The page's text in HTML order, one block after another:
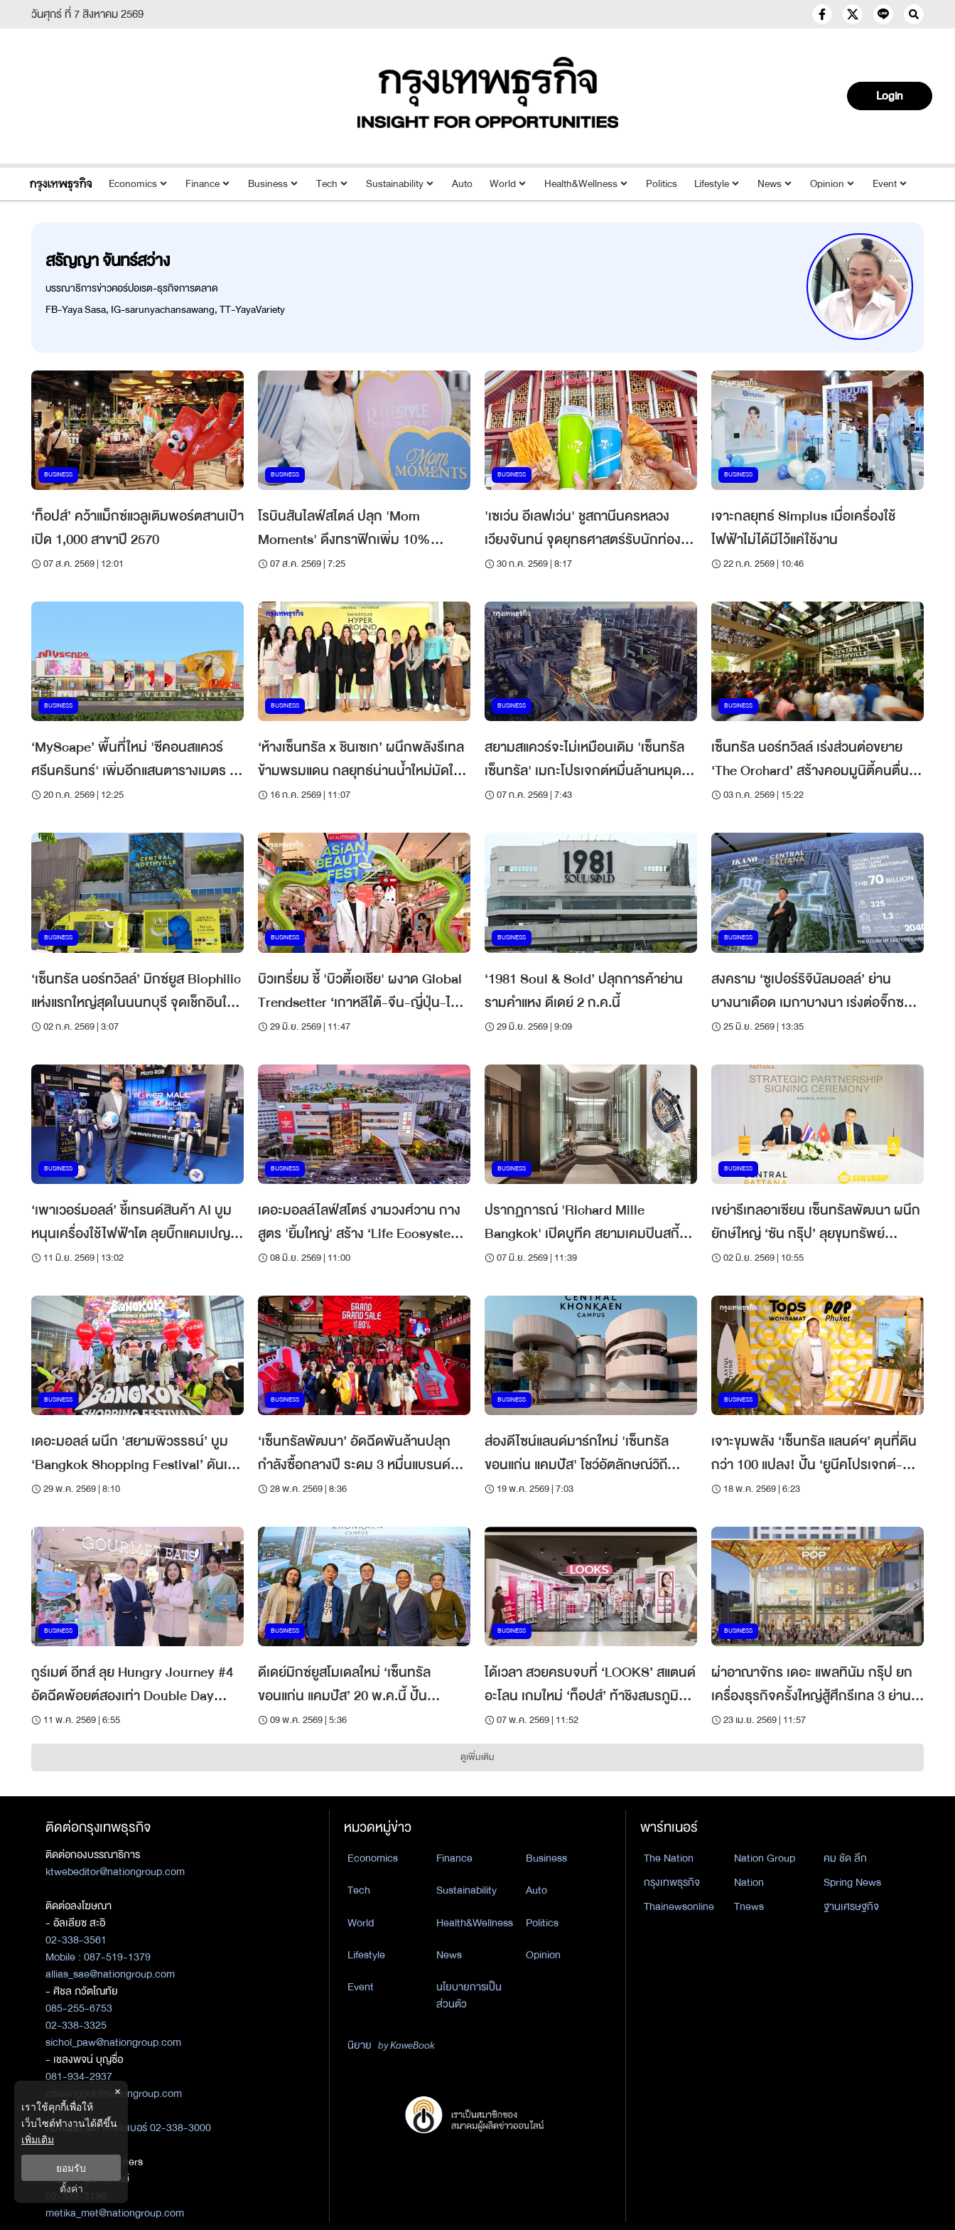
วันศุกร์ ที่ 7 สิงหาคม 2569
Login
Economics Finance Business Tech Sustainability Auto World Health&Wellness Politics Lifestyle News Opinion Event
สรัญญา จันทร์สว่าง
บรรณาธิการข่าวคอร์ปอเรต-ธุรกิจการตลาด
FB-Yaya Sasa, IG-sarunyachansawang, TT-YayaVariety
BUSINESS
‘ท็อปส์’ คว้าแม็กซ์แวลูเติมพอร์ตสานเป้า
เปิด 1,000 สาขาปี 2570
07 ส.ค. 2569 | 12:01
BUSINESS
โรบินสันไลฟ์สไตล์ ปลุก 'Mom
Moments' ดึงทราฟิกเพิ่ม 10%
กระตุ้นซื้อวันแม่
07 ส.ค. 2569 | 7:25
BUSINESS
'เซเว่น อีเลฟเว่น' ชูสถานีนครหลวง
เวียงจันทน์ จุดยุทธศาสตร์รับนักท่อง
เที่ยว
30 ก.ค. 2569 | 8:17
BUSINESS
เจาะกลยุทธ์ Simplus เมื่อเครื่องใช้
ไฟฟ้าไม่ได้มีไว้แค่ใช้งาน
22 ก.ค. 2569 | 10:46
BUSINESS
‘MyScape’ พื้นที่ใหม่ 'ซีคอนสแควร์
ศรีนครินทร์' เพิ่มอีกแสนตารางเมตร ดี
เดย์ตามแผน ธ.ค.2569
20 ก.ค. 2569 | 12:25
BUSINESS
‘ห้างเซ็นทรัล x ชินเซเก’ ผนึกพลังรีเทล
ข้ามพรมแดน กลยุทธ์น่านน้ำใหม่มัดใจ
ลูกค้าระยะยาว
16 ก.ค. 2569 | 11:07
BUSINESS
สยามสแควร์จะไม่เหมือนเดิม 'เซ็นทรัล
เซ็นทรัล' เมกะโปรเจกต์หมื่นล้านหมุด
หมายใหม่ Youth Culture ของโลก
07 ก.ค. 2569 | 7:43
BUSINESS
เซ็นทรัล นอร์ทวิลล์ เร่งส่วนต่อขยาย
‘The Orchard’ สร้างคอมมูนิตี้คนตื่น
เช้า 8 หมื่นตร.ม. เปิดไตรมาสแรกปี
03 ก.ค. 2569 | 15:22
BUSINESS
‘เซ็นทรัล นอร์ทวิลล์’ มิกซ์ยูส Biophilic
แห่งแรกใหญ่สุดในนนทบุรี จุดเช็กอินใหม่
ชาวนนทบุเรี่ยน
02 ก.ค. 2569 | 3:07
BUSINESS
บิวเทรี่ยม ชี้ 'บิวตี้เอเชีย' ผงาด Global
Trendsetter ‘เกาหลีใต้-จีน-ญี่ปุ่น-ไทย’
Asia Rising
29 มิ.ย. 2569 | 11:47
BUSINESS
‘1981 Soul & Sold’ ปลุกการค้าย่าน
รามคำแหง ดีเดย์ 2 ก.ค.นี้
29 มิ.ย. 2569 | 9:09
BUSINESS
สงคราม ‘ซูเปอร์ริจินัลมอลล์’ ย่าน
บางนาเดือด เมกาบางนา เร่งต่อจิ๊กซอว์
‘เมกาซิตี้’ เมืองมิกซ์ยูส 7 หมื่นล้าน
25 มิ.ย. 2569 | 13:35
BUSINESS
‘เพาเวอร์มอลล์’ ชี้เทรนด์สินค้า AI บูม
หนุนเครื่องใช้ไฟฟ้าโต ลุยบิ๊กแคมเปญ
ปั๊มยอด
11 มิ.ย. 2569 | 13:02
BUSINESS
เดอะมอลล์ไลฟ์สโตร์ งามวงศ์วาน กาง
สูตร 'ยิ้มใหญ่' สร้าง ‘Life Ecosystem’
ครบจบใกล้บ้าน ดักลูกค้าย่านนนทบุรี
08 มิ.ย. 2569 | 11:00
BUSINESS
ปรากฏการณ์ 'Richard Mille
Bangkok' เปิดบูทีค สยามเคมปินสกี้
กรุงเทพฯ ปักหมุดโอเอซิสแห่งที่ 13 ใน
07 มิ.ย. 2569 | 11:39
BUSINESS
เขย่ารีเทลอาเซียน เซ็นทรัลพัฒนา ผนึก
ยักษ์ใหญ่ ‘ซัน กรุ๊ป’ ลุยขุมทรัพย์
เวียดนาม
02 มิ.ย. 2569 | 10:55
BUSINESS
เดอะมอลล์ ผนึก 'สยามพิวรรธน์’ บูม
‘Bangkok Shopping Festival’ ดันเงิน
สะพัด 9 พันล้าน
29 พ.ค. 2569 | 8:10
BUSINESS
‘เซ็นทรัลพัฒนา’ อัดฉีดพันล้านปลุก
กำลังซื้อกลางปี ระดม 3 หมื่นแบรนด์ลุ
ยมหกรรมช้อประดับชาติ
28 พ.ค. 2569 | 8:36
BUSINESS
ส่องดีไซน์แลนด์มาร์กใหม่ 'เซ็นทรัล
ขอนแก่น แคมปัส' โชว์อัตลักษณ์วิถี
อีสานปะทะสตรีตอาร์ต!
19 พ.ค. 2569 | 7:03
BUSINESS
เจาะขุมพลัง ‘เซ็นทรัล แลนด์ฯ’ ตุนที่ดิน
กว่า 100 แปลง! ปั้น ‘ยูนีคโปรเจกต์-
ชอปปิงมอลล์ ไซซ์เล็ก’ แทรกตลาด
18 พ.ค. 2569 | 6:23
BUSINESS
กูร์เมต์ อีทส์ ลุย Hungry Journey #4
อัดฉีดพ้อยต์สองเท่า Double Day
(5.5/6.6) กระตุ้นใช้จ่าย
11 พ.ค. 2569 | 6:55
BUSINESS
ดีเดย์มิกซ์ยูสโมเดลใหม่ ‘เซ็นทรัล
ขอนแก่น แคมปัส’ 20 พ.ค.นี้ ปั้น
‘Campus District’ แลนด์มาร์กที่ 2 แห่ง
เมือง
09 พ.ค. 2569 | 5:36
BUSINESS
ได้เวลา สวยครบจบที่ ‘LOOKS’ สแตนด์
อะโลน เกมใหม่ ‘ท็อปส์’ ท้าชิงสมรภูมิ
บิวตี้ 2.9 แสนล้าน
07 พ.ค. 2569 | 11:52
BUSINESS
ผ่าอาณาจักร เดอะ แพลทินัม กรุ๊ป ยก
เครื่องธุรกิจครั้งใหญ่สู้ศึกรีเทล 3 ย่าน
การค้าเดือด
23 เม.ย. 2569 | 11:57
ดูเพิ่มเติม
ติดต่อกรุงเทพธุรกิจ
ติดต่อกองบรรณาธิการ
ktwebeditor@nationgroup.com
ติดต่อลงโฆษณา
- อัลเลียซ สะอิ
02-338-3561
Mobile : 087-519-1379
allias_sae@nationgroup.com
- ศิชล ภวัตโณทัย
085-255-6753
02-338-3325
sichol_paw@nationgroup.com
- เชลงพจน์ บุญซื่อ
081-934-2937
chalengpot@nationgroup.com
สมัครสมาชิกติดต่อเบอร์ 02-338-3000
ติดต่อ Media Partners
- เมธิกา เมธาพิทักษ์
02-338-3198
metika_met@nationgroup.com
หมวดหมู่ข่าว
Economics Finance
Business
Tech
Sustainability
Auto
World
Health&Wellness
Politics
Lifestyle
News
Opinion
Event
นโยบายการเป็น
ส่วนตัว
นิยาย by KaweBook
พาร์ทเนอร์
The Nation Nation Group
คม ชัด ลึก
กรุงเทพธุรกิจ
Nation
Spring News
Thainewsonline
Tnews ฐานเศรษฐกิจ
×
เราใช้คุกกี้เพื่อให้
เว็บไซต์ทำงานได้ดีขึ้น
เพิ่มเติม
ยอมรับ
ตั้งค่า